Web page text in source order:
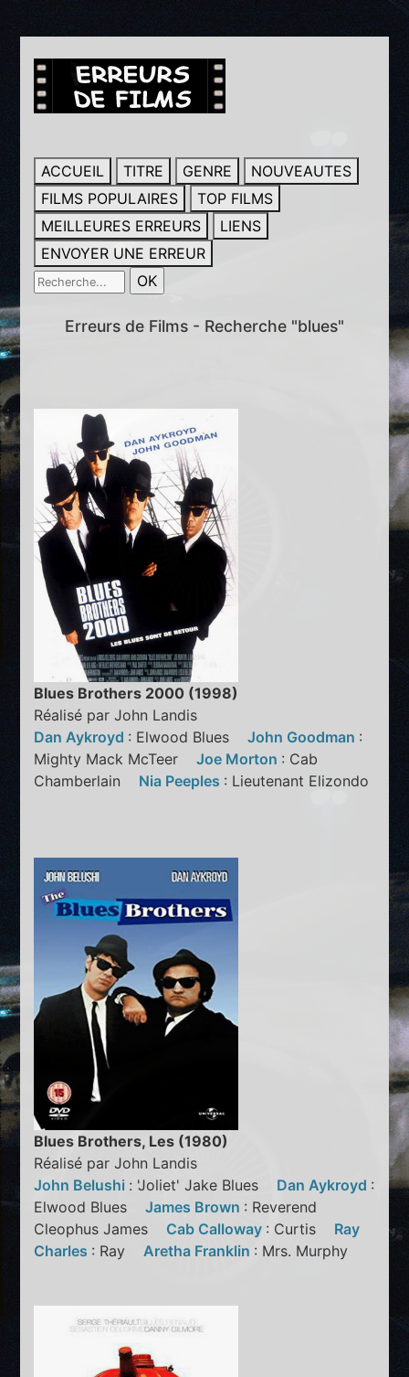
ACCUEIL TITRE GENRE
NOUVEAUTES
FILMS POPULAIRES
TOP FILMS
MEILLEURES ERREURS
LIENS
ENVOYER UNE ERREUR
Erreurs de Films - Recherche "blues"
Blues Brothers 2000 (1998)
Réalisé par John Landis
Dan Aykroyd : Elwood BluesJohn Goodman :
Mighty Mack McTeerJoe Morton : Cab
Chamberlain Nia Peeples : Lieutenant Elizondo
Blues Brothers, Les (1980)
Réalisé par John Landis
John Belushi : 'Joliet' Jake Blues Dan Aykroyd :
Elwood BluesJames Brown : Reverend
Cleophus James Cab Calloway : Curtis Ray
Charles : RayAretha Franklin : Mrs. Murphy